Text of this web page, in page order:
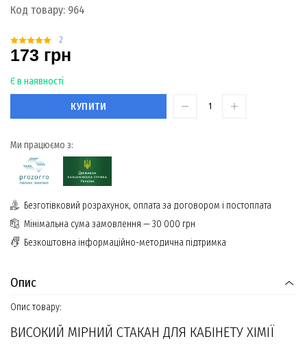
Код товару: 964
2
173 грн
Є в наявності
КУПИТИ
Ми працюємо з:
Безготівковий розрахунок, оплата за договором і постоплата
Мінімальна сума замовлення — 30 000 грн
Безкоштовна інформаційно-методична підтримка
Опис
Опис товару:
ВИСОКИЙ МІРНИЙ СТАКАН ДЛЯ КАБІНЕТУ ХІМІЇ